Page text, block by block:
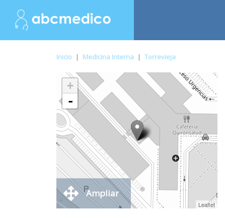
Inicio | Medicina Interna | Torrevieja
+
-
Leaflet
Ampliar